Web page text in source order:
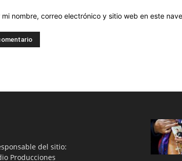
mi nombre, correo electrónico y sitio web en este
del sitio:
Producciones